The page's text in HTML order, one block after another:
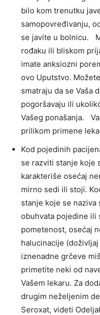
bilo kom trenutku
samopovređivanju,
se javite u bolnicu.
rođaku ili bliskom
imate anksiozni
ovo Uputstvo.
smatraju da se Vaša
pogoršavaju ili
Vašeg ponašanja.
prilikom primene
Kod pojedinih
se razviti stanje koje
karakteriše osećaj
mirno sedi ili stoji.
stanje koje se
obuhvata pojedine ili
pometenost, osećaj
halucinacije
iznenadne grčeve
primetite neki od
Vašem lekaru. Za
drugim neželjenim
Seroxat, videti